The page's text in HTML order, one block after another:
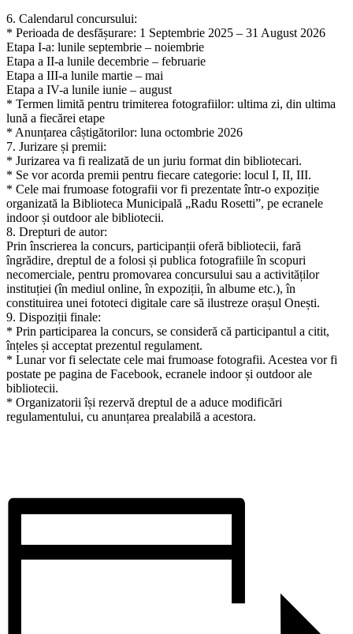
6. Calendarul concursului:
* Perioada de desfășurare: 1 Septembrie 2025 – 31 August 2026
Etapa I-a: lunile septembrie – noiembrie
Etapa a II-a lunile decembrie – februarie
Etapa a III-a lunile martie – mai
Etapa a IV-a lunile iunie – august
* Termen limită pentru trimiterea fotografiilor: ultima zi, din ultima
lună a fiecărei etape
* Anunțarea câștigătorilor: luna octombrie 2026
7. Jurizare și premii:
* Jurizarea va fi realizată de un juriu format din bibliotecari.
* Se vor acorda premii pentru fiecare categorie: locul I, II, III.
* Cele mai frumoase fotografii vor fi prezentate într-o expoziție
organizată la Biblioteca Municipală „Radu Rosetti”, pe ecranele
indoor și outdoor ale bibliotecii.
8. Drepturi de autor:
Prin înscrierea la concurs, participanții oferă bibliotecii, fară
îngrădire, dreptul de a folosi și publica fotografiile în scopuri
necomerciale, pentru promovarea concursului sau a activităților
instituției (în mediul online, în expoziții, în albume etc.), în
constituirea unei fototeci digitale care să ilustreze orașul Onești.
9. Dispoziții finale:
* Prin participarea la concurs, se consideră că participantul a citit,
înțeles și acceptat prezentul regulament.
* Lunar vor fi selectate cele mai frumoase fotografii. Acestea vor fi
postate pe pagina de Facebook, ecranele indoor și outdoor ale
bibliotecii.
* Organizatorii își rezervă dreptul de a aduce modificări
regulamentului, cu anunțarea prealabilă a acestora.